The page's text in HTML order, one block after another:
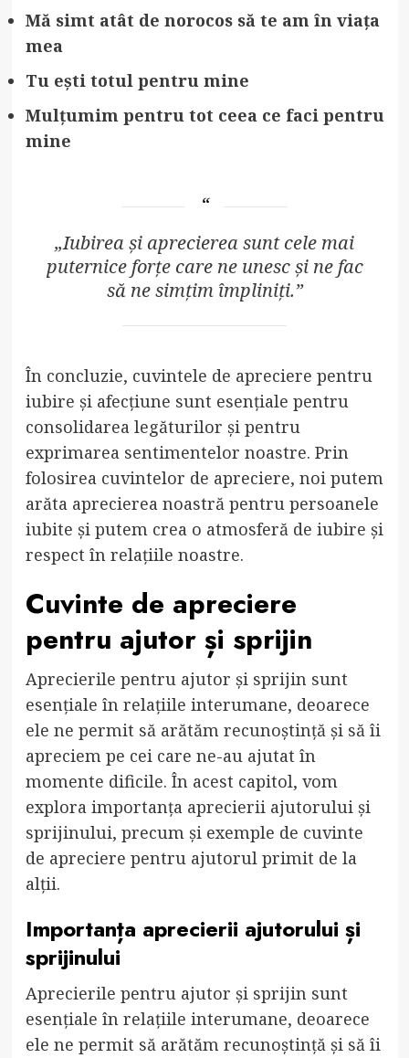
Mă simt atât de norocos să te am în viața
mea
Tu ești totul pentru mine
Mulțumim pentru tot ceea ce faci pentru
mine
„Iubirea și aprecierea sunt cele mai
puternice forțe care ne unesc și ne fac
să ne simțim împliniți.”
În concluzie, cuvintele de apreciere pentru
iubire și afecțiune sunt esențiale pentru
consolidarea legăturilor și pentru
exprimarea sentimentelor noastre. Prin
folosirea cuvintelor de apreciere, noi putem
arăta aprecierea noastră pentru persoanele
iubite și putem crea o atmosferă de iubire și
respect în relațiile noastre.
Cuvinte de apreciere
pentru ajutor și sprijin
Aprecierile pentru ajutor și sprijin sunt
esențiale în relațiile interumane, deoarece
ele ne permit să arătăm recunoștință și să îi
apreciem pe cei care ne-au ajutat în
momente dificile. În acest capitol, vom
explora importanța aprecierii ajutorului și
sprijinului, precum și exemple de cuvinte
de apreciere pentru ajutorul primit de la
alții.
Importanța aprecierii ajutorului și
sprijinului
Aprecierile pentru ajutor și sprijin sunt
esențiale în relațiile interumane, deoarece
ele ne permit să arătăm recunoștință și să îi